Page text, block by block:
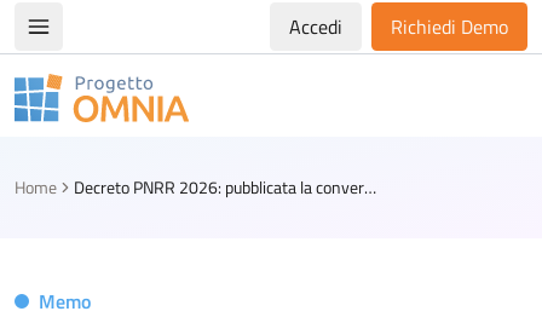
Apri/chiudi menù di navigazioneAccedi Richiedi Demo
Progetto Omnia
Home Decreto PNRR 2026: pubblicata la conversione in legge
Memo